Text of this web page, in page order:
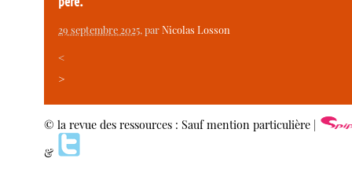
29 septembre 2025, parNicolas Losson
<
>
© la revue des ressources : Sauf mention particulière |
&